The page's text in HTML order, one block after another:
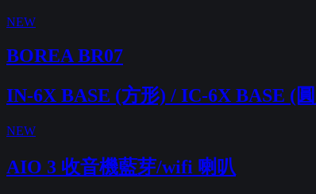
NEW
BOREA BR07
IN-6X BASE (方形) / IC-6X BASE (
NEW
AIO 3 收音機藍芽/wifi 喇叭